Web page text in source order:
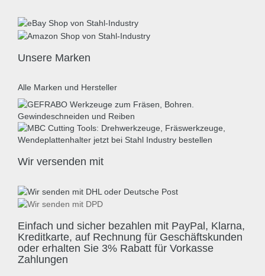
Unsere Marken
Alle Marken und Hersteller
Wir versenden mit
Einfach und sicher bezahlen mit PayPal, Klarna,
Kreditkarte, auf Rechnung für Geschäftskunden
oder erhalten Sie 3% Rabatt für Vorkasse
Zahlungen